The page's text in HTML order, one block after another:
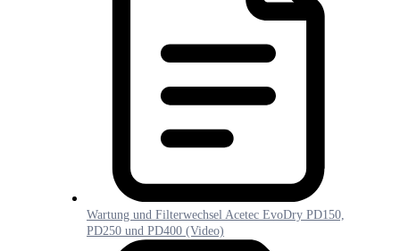
Wartung und Filterwechsel Acetec EvoDry PD150,
PD250 und PD400 (Video)